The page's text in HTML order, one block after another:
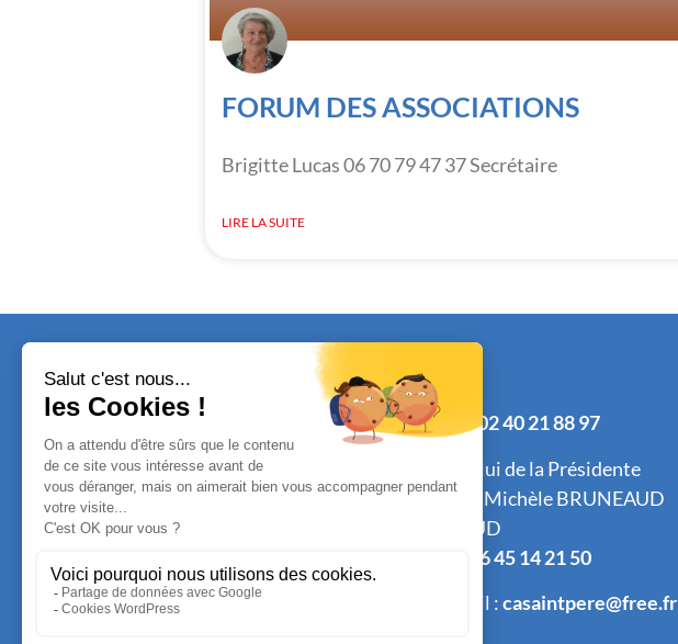
FORUM DES ASSOCIATIONS
Brigitte Lucas 06 70 79 47 37 Secrétaire
LIRE LA SUITE
Espace René Leduc
44320 SAINT PÈRE EN RETZ
Tél. :02 40 21 88 97
ou celui de la Présidente
Mme Michèle BRUNEAUD
GLAUD
06 45 14 21 50
E-mail :casaintpere@free.fr